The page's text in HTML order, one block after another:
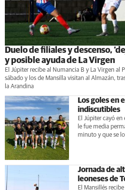
Duelo de filiales y descenso,
y posible ayuda de La Virgen
El Júpiter recibe al Numancia B y La Virgen al
sábado y los de Mansilla visitan al Almazán,
la Arandina
Los goles en
indiscutibles
El Júpiter cayó
le fue media
minuto y que se
Jornada de
leoneses de
El Mansillés